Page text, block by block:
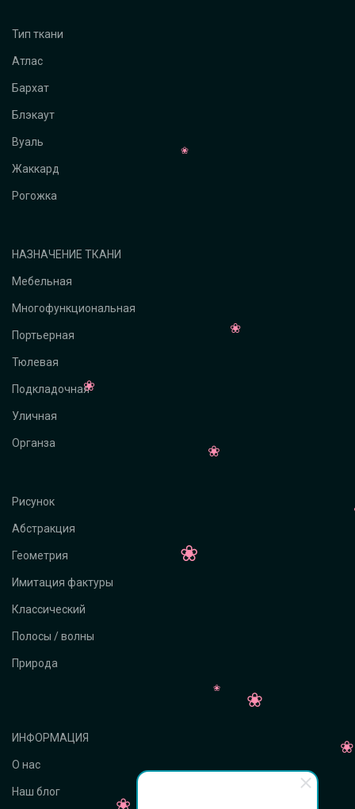
Тип ткани
Атлас
Бархат
Блэкаут
Вуаль
Жаккард
Рогожка
НАЗНАЧЕНИЕ ТКАНИ
Мебельная
Многофункциональная
Портьерная
Тюлевая
Подкладочная
Уличная
Органза
Рисунок
Абстракция
Геометрия
Имитация фактуры
Классический
Полосы / волны
Природа
ИНФОРМАЦИЯ
О нас
Наш блог